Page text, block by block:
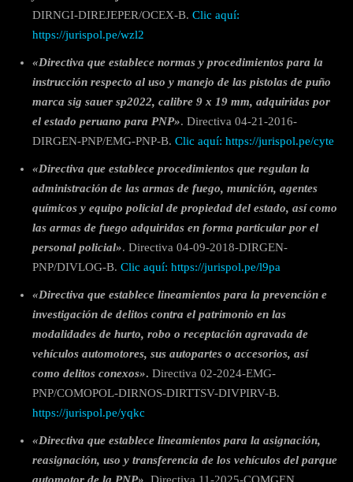
DIRNGI-DIREJEPER/OCEX-B. Clic aquí:
https://jurispol.pe/wzl2
«Directiva que establece normas y procedimientos para la
instrucción respecto al uso y manejo de las pistolas de puño
marca sig sauer sp2022, calibre 9 x 19 mm, adquiridas por
el estado peruano para PNP». Directiva 04-21-2016-
DIRGEN-PNP/EMG-PNP-B. Clic aquí: https://jurispol.pe/cyte
«Directiva que establece procedimientos que regulan la
administración de las armas de fuego, munición, agentes
químicos y equipo policial de propiedad del estado, así como
las armas de fuego adquiridas en forma particular por el
personal policial». Directiva 04-09-2018-DIRGEN-
PNP/DIVLOG-B. Clic aquí: https://jurispol.pe/l9pa
«Directiva que establece lineamientos para la prevención e
investigación de delitos contra el patrimonio en las
modalidades de hurto, robo o receptación agravada de
vehículos automotores, sus autopartes o accesorios, así
como delitos conexos». Directiva 02-2024-EMG-
PNP/COMOPOL-DIRNOS-DIRTTSV-DIVPIRV-B.
https://jurispol.pe/yqkc
«Directiva que establece lineamientos para la asignación,
reasignación, uso y transferencia de los vehículos del parque